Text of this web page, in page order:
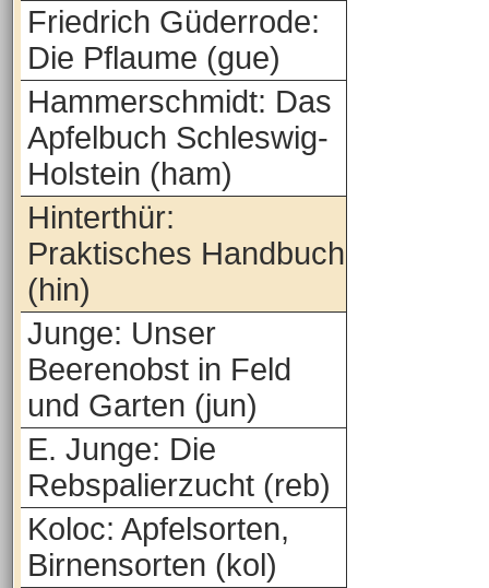
Friedrich Güderrode:
Die Pflaume (gue)
Hammerschmidt: Das
Apfelbuch Schleswig-
Holstein (ham)
Hinterthür:
Praktisches Handbuch
(hin)
Junge: Unser
Beerenobst in Feld
und Garten (jun)
E. Junge: Die
Rebspalierzucht (reb)
Koloc: Apfelsorten,
Birnensorten (kol)